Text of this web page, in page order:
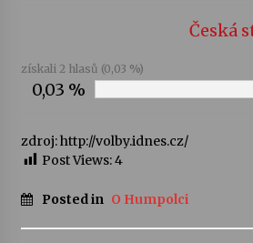
Česká
získali 2 hlasů (0,03 %)
0,03 %
zdroj: http://volby.idnes.cz/
Post Views:4
Posted in O Humpolci